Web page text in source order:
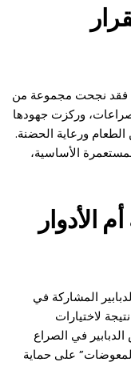
فقد نجحت مجموعة من
وركزت جهودها
ورعاية الحضنة.
الأساسية،
الأدوار
المشاركة في
لاختيارات
الدبابير في الصراع
على حماية